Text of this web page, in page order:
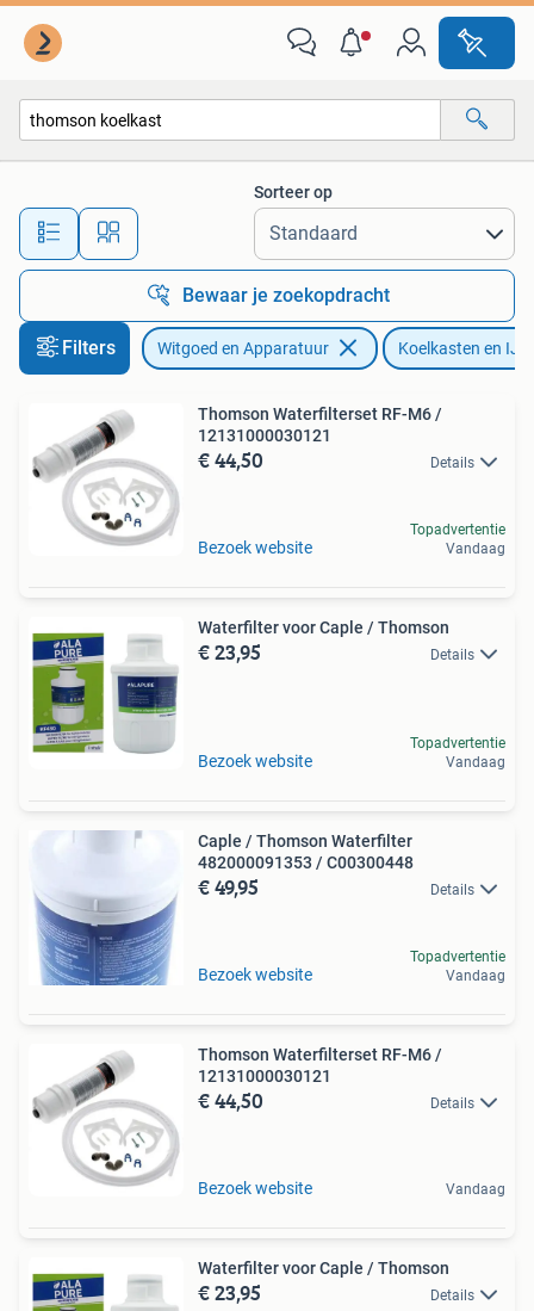
Alle afstanden…
Sorteer op
Bewaar je zoekopdracht
Filters Witgoed en Apparatuur Koelkasten en
Thomson Waterfilterset RF-M6 /
12131000030121
€ 44,50 Details
Bezoek website
Topadvertentie
Vandaag
Waterfilter voor Caple / Thomson
€ 23,95 Details
Bezoek website
Topadvertentie
Vandaag
Caple / Thomson Waterfilter
482000091353 / C00300448
€ 49,95 Details
Bezoek website
Topadvertentie
Vandaag
Thomson Waterfilterset RF-M6 /
12131000030121
€ 44,50 Details
Bezoek website Vandaag
Waterfilter voor Caple / Thomson
€ 23,95 Details